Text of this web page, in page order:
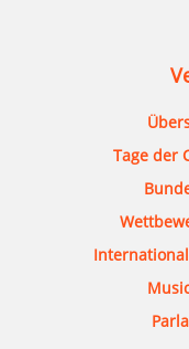
Tage der